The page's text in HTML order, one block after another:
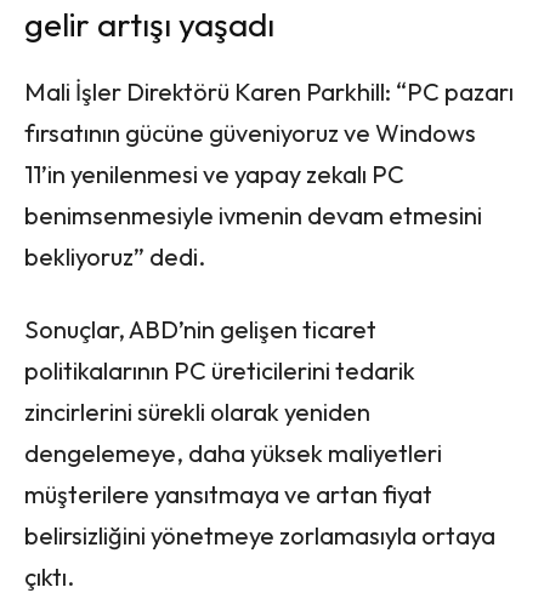
gelir artışı yaşadı
Mali İşler Direktörü Karen Parkhill: “PC pazarı
fırsatının gücüne güveniyoruz ve Windows
11’in yenilenmesi ve yapay zekalı PC
benimsenmesiyle ivmenin devam etmesini
bekliyoruz” dedi.
Sonuçlar, ABD’nin gelişen ticaret
politikalarının PC üreticilerini tedarik
zincirlerini sürekli olarak yeniden
dengelemeye, daha yüksek maliyetleri
müşterilere yansıtmaya ve artan fiyat
belirsizliğini yönetmeye zorlamasıyla ortaya
çıktı.